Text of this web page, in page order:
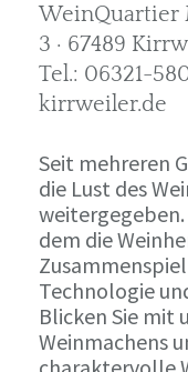
WeinQuartier
3 · 67489
Tel.: 06321-
kirrweiler.de
Seit mehreren
die Lust des
dem die
Technologie
Blicken Sie mit
Weinmachens